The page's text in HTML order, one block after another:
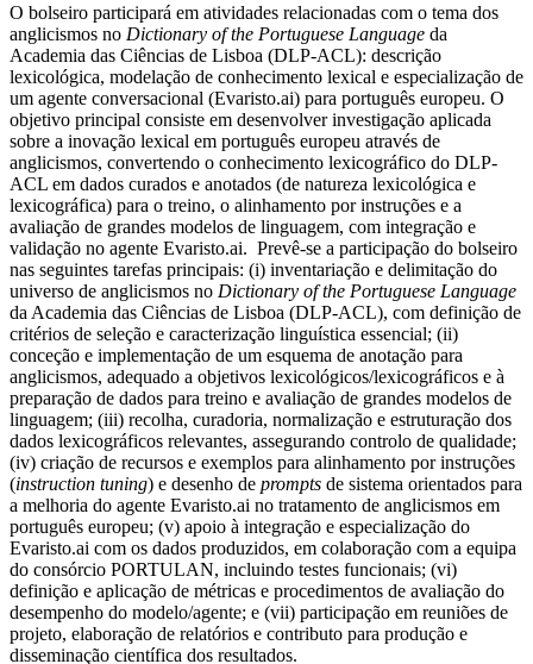
O bolseiro participará em atividades relacionadas com o tema dos
anglicismos no Dictionary of the Portuguese Language da
Academia das Ciências de Lisboa (DLP-ACL): descrição
lexicológica, modelação de conhecimento lexical e especialização de
um agente conversacional (Evaristo.ai) para português europeu. O
objetivo principal consiste em desenvolver investigação aplicada
sobre a inovação lexical em português europeu através de
anglicismos, convertendo o conhecimento lexicográfico do DLP-
ACL em dados curados e anotados (de natureza lexicológica e
lexicográfica) para o treino, o alinhamento por instruções e a
avaliação de grandes modelos de linguagem, com integração e
validação no agente Evaristo.ai. Prevê-se a participação do bolseiro
nas seguintes tarefas principais: (i) inventariação e delimitação do
universo de anglicismos no Dictionary of the Portuguese Language
da Academia das Ciências de Lisboa (DLP-ACL), com definição de
critérios de seleção e caracterização linguística essencial; (ii)
conceção e implementação de um esquema de anotação para
anglicismos, adequado a objetivos lexicológicos/lexicográficos e à
preparação de dados para treino e avaliação de grandes modelos de
linguagem; (iii) recolha, curadoria, normalização e estruturação dos
dados lexicográficos relevantes, assegurando controlo de qualidade;
(iv) criação de recursos e exemplos para alinhamento por instruções
(instruction tuning) e desenho de prompts de sistema orientados para
a melhoria do agente Evaristo.ai no tratamento de anglicismos em
português europeu; (v) apoio à integração e especialização do
Evaristo.ai com os dados produzidos, em colaboração com a equipa
do consórcio PORTULAN, incluindo testes funcionais; (vi)
definição e aplicação de métricas e procedimentos de avaliação do
desempenho do modelo/agente; e (vii) participação em reuniões de
projeto, elaboração de relatórios e contributo para produção e
disseminação científica dos resultados.